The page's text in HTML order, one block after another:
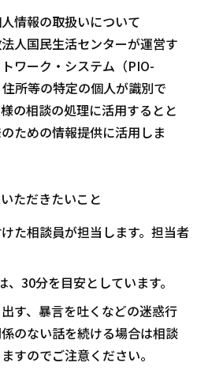
情報の取扱いについて
人国民生活センターが運営す
ワーク・システム（PIO-
所等の特定の個人が識別で
の相談の処理に活用するとと
ための情報提供に活用しま
ただきたいこと
た相談員が担当します。担当者
30分を目安としています。
す、暴言を吐くなどの迷惑行
のない話を続ける場合は相談
すのでご注意ください。